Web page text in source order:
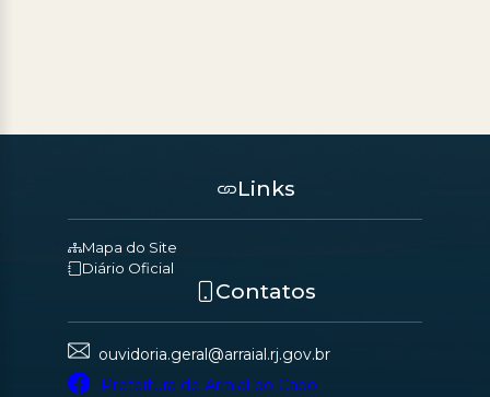
Links
Mapa do Site
Diário Oficial
Contatos
ouvidoria.geral@arraial.rj.gov.br
Prefeitura de Arraial do Cabo